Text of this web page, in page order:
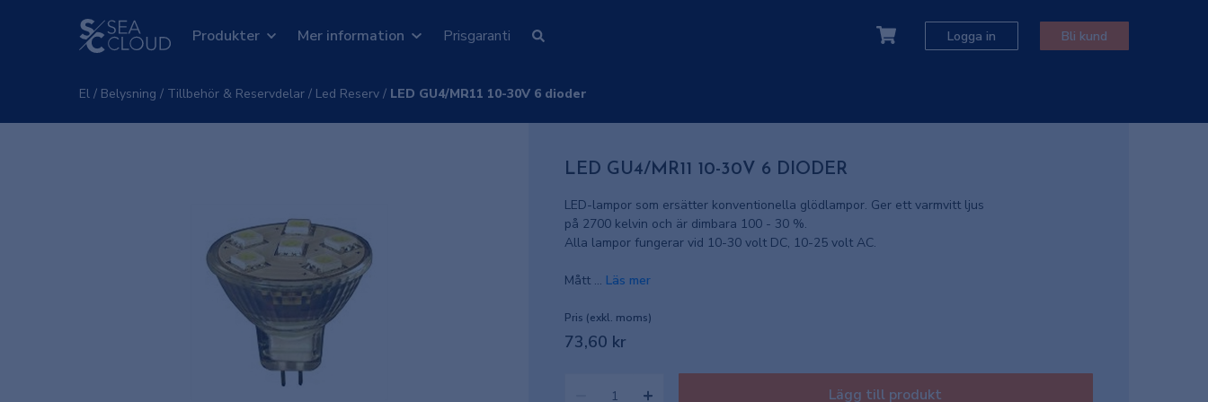
Produkter Mer information Prisgaranti Logga in Bli kund
El / Belysning / Tillbehör & Reservdelar / Led Reserv / LED GU4/MR11 10-30V 6 dioder
LED GU4/MR11 10-30V 6 DIODER
LED-lampor som ersätter konventionella glödlampor. Ger ett varmvitt ljus
på 2700 kelvin och är dimbara 100 - 30 %.
Alla lampor fungerar vid 10-30 volt DC, 10-25 volt AC.
Mått ... Läs mer
Pris (exkl. moms)
73,60 kr
Lägg till produkt